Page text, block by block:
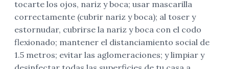
tocarte los ojos, nariz y boca; usar mascarilla
correctamente (cubrir nariz y boca); al toser y
estornudar, cubrirse la nariz y boca con el codo
flexionado; mantener el distanciamiento social de
1.5 metros; evitar las aglomeraciones; y limpiar y